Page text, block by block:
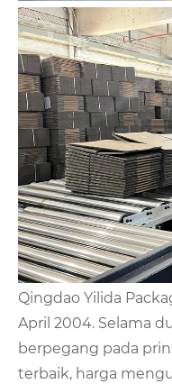
Qingdao Yilida
April 2004. Selama
berpegang pada
terbaik, harga